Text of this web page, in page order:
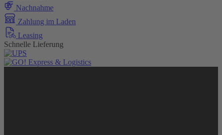
Nachnahme
Zahlung im Laden
Leasing
Schnelle Lieferung